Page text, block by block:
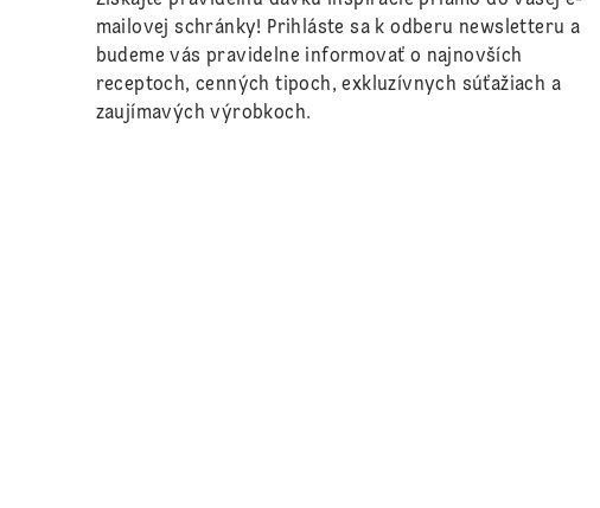
mailovej schránky! Prihláste sa k odberu newsletteru a
budeme vás pravidelne informovať o najnovších
receptoch, cenných tipoch, exkluzívnych súťažiach a
zaujímavých výrobkoch.